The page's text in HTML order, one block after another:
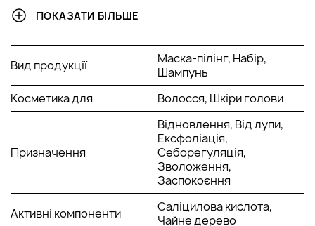
Саліцилова кислота
появі нових лусочок лупи. Вона також регулює
вироблення шкірного сала, що допомагає усунути
Піроктон оламін
: Антибактеріальний та
протигрибковий компонент, який усуває причини
лупи, нормалізуючи мікрофлору шкіри голови та
запобігаючи росту грибків.
Екстракт розмарину
: Стимулює кровообіг, покращує
здоров'я шкіри голови і сприяє зростанню міцнішого і
Олія чайного дерева: Має протизапальні та
антисептичні властивості, знімає свербіж та
роздратування, допомагає усунути грибкові інфекції,
ПОКАЗАТИ БІЛЬШЕ
Вид продукції
Маска-пілінг, Набір,
Шампунь
Косметика для
Волосся, Шкіри голови
Призначення
Відновлення, Від лупи,
Ексфоліація,
Себорегуляція,
Зволоження,
Заспокоєння
Активні компоненти
Саліцилова кислота,
Чайне дерево